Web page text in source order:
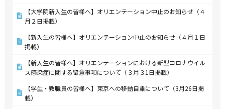
【大学院新入生の皆様へ】オリエンテーション中止のお知らせ（４
月２日掲載）
【新入生の皆様へ】オリエンテーション中止のお知らせ（４月１日
掲載）
【新入生の皆様へ】オリエンテーションにおける新型コロナウイル
ス感染症に関する留意事項について（３月３1日掲載）
【学生・教職員の皆様へ】東京への移動自粛について（3月26日掲
載）